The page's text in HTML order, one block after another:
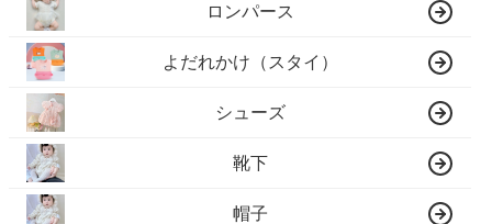
ロンパース
よだれかけ（スタイ）
シューズ
靴下
帽子